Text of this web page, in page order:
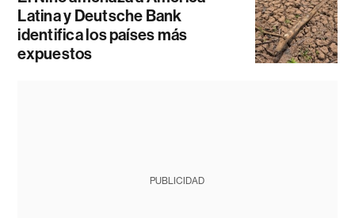
Latina y Deutsche Bank
identifica los países más
expuestos
PUBLICIDAD